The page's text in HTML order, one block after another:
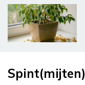
Spint(mijten)